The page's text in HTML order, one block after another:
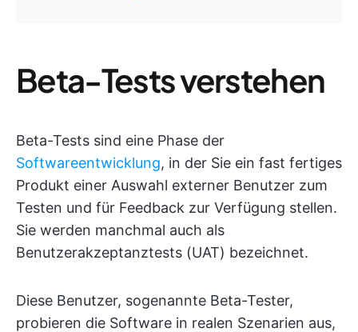
Beta-Tests verstehen
Beta-Tests sind eine Phase der
Softwareentwicklung, in der Sie ein fast fertiges
Produkt einer Auswahl externer Benutzer zum
Testen und für Feedback zur Verfügung stellen.
Sie werden manchmal auch als
Benutzerakzeptanztests (UAT) bezeichnet.
Diese Benutzer, sogenannte Beta-Tester,
probieren die Software in realen Szenarien aus,